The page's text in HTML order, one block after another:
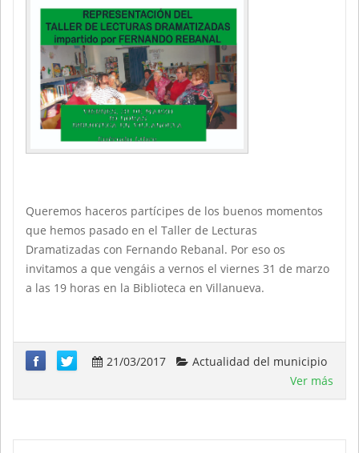
Queremos haceros partícipes de los buenos momentos
que hemos pasado en el Taller de Lecturas
Dramatizadas con Fernando Rebanal. Por eso os
invitamos a que vengáis a vernos el viernes 31 de marzo
a las 19 horas en la Biblioteca en Villanueva.
21/03/2017
Actualidad del municipio
Ver más